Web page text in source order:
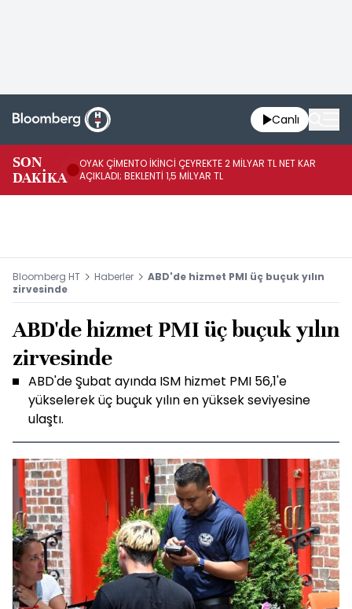
Canlı
SON
DAKİKA
OYAK ÇİMENTO İKİNCİ ÇEYREKTE 2 MİLYAR TL NET KAR
AÇIKLADI; BEKLENTİ 1,5 MİLYAR TL
Bloomberg HT Haberler
ABD'de hizmet PMI üç buçuk yılın
zirvesinde
ABD'de hizmet PMI üç buçuk yılın
zirvesinde
ABD'de Şubat ayında ISM hizmet PMI 56,1'e
yükselerek üç buçuk yılın en yüksek seviyesine
ulaştı.